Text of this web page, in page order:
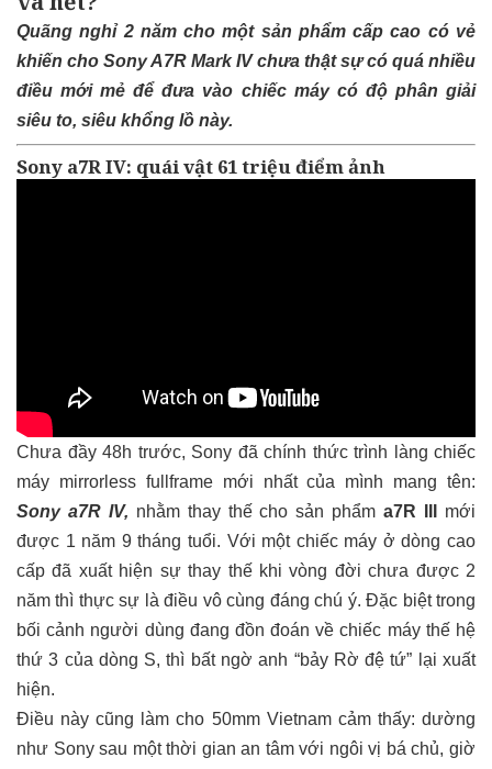
Quãng nghỉ 2 năm cho một sản phẩm cấp cao có vẻ
khiến cho Sony A7R Mark IV chưa thật sự có quá nhiều
điều mới mẻ để đưa vào chiếc máy có độ phân giải
siêu to, siêu khổng lồ này.
Sony a7R IV: quái vật 61 triệu điểm ảnh
Chưa đầy 48h trước, Sony đã chính thức trình làng chiếc
máy mirrorless fullframe mới nhất của mình mang tên:
Sony a7R IV, nhằm thay thế cho sản phẩma7R III
mới
được 1 năm 9 tháng tuổi. Với một chiếc máy ở dòng cao
cấp đã xuất hiện sự thay thế khi vòng đời chưa được 2
năm thì thực sự là điều vô cùng đáng chú ý. Đặc biệt trong
bối cảnh người dùng đang đồn đoán về chiếc máy thế hệ
thứ 3 của dòng S, thì bất ngờ anh “bảy Rờ đệ tứ” lại xuất
hiện.
Điều này cũng làm cho 50mm Vietnam cảm thấy: dường
như Sony sau một thời gian an tâm với ngôi vị bá chủ, giờ